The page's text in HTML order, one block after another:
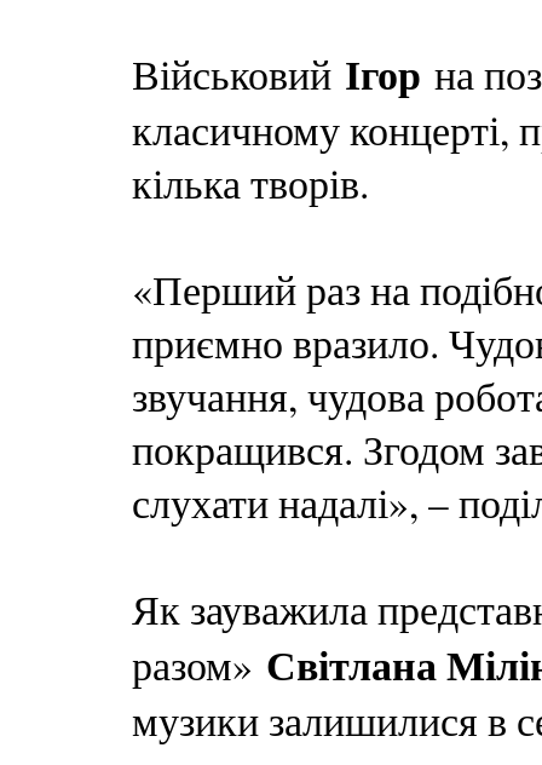
Військовий Ігор на
класичному концерті,
кілька творів.
«Перший раз на
приємно вразило.
звучання, чудова
покращився. Згодом
слухати надалі», –
Як зауважила
разом» Світлана
музики залишилися в